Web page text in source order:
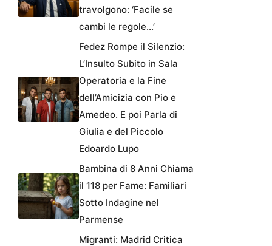
travolgono: ‘Facile se
cambi le regole…’
Fedez Rompe il Silenzio:
L’Insulto Subito in Sala
Operatoria e la Fine
dell’Amicizia con Pio e
Amedeo. E poi Parla di
Giulia e del Piccolo
Edoardo Lupo
Bambina di 8 Anni Chiama
il 118 per Fame: Familiari
Sotto Indagine nel
Parmense
Migranti: Madrid Critica